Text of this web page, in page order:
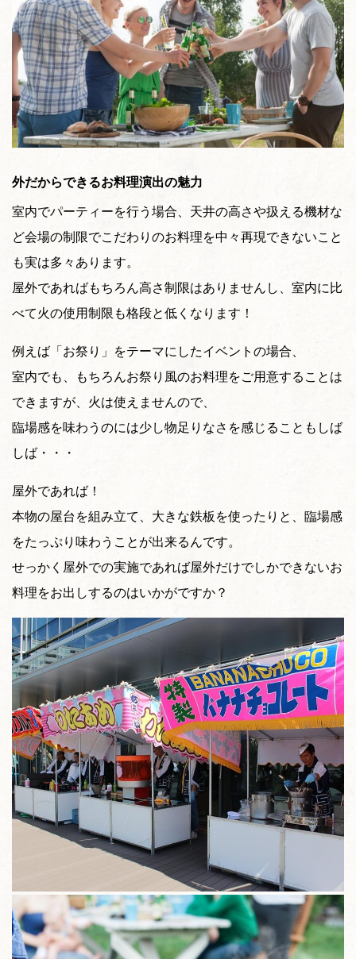
外だからできるお料理演出の魅力
室内でパーティーを行う場合、天井の高さや扱える機材な
ど会場の制限でこだわりのお料理を中々再現できないこと
も実は多々あります。
屋外であればもちろん高さ制限はありませんし、室内に比
べて火の使用制限も格段と低くなります！
例えば「お祭り」をテーマにしたイベントの場合、
室内でも、もちろんお祭り風のお料理をご用意することは
できますが、火は使えませんので、
臨場感を味わうのには少し物足りなさを感じることもしば
しば・・・
屋外であれば！
本物の屋台を組み立て、大きな鉄板を使ったりと、臨場感
をたっぷり味わうことが出来るんです。
せっかく屋外での実施であれば屋外だけでしかできないお
料理をお出しするのはいかがですか？